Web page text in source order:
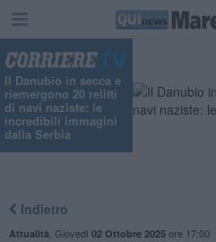
Il Danubio in secca e
riemergono 20 relitti
di navi naziste: le
incredibili immagini
dalla Serbia
Indietro
Attualità Giovedì 02 Ottobre 2025ore 17:00